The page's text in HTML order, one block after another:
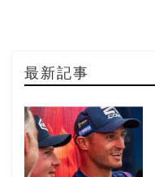
最新記事